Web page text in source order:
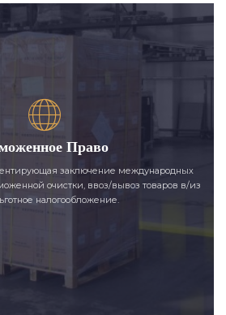
Право
заключение международных
очистки, ввоз/вывоз товаров в/из
налогообложение.